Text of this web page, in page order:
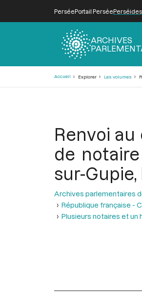
PerséePortail PerséePerséides
ARCHIVES
Accueil Explorer Les volumes
Renvoi
de
sur-Gupie,
Archives parlementaires
République française -
Plusieurs notaires et un